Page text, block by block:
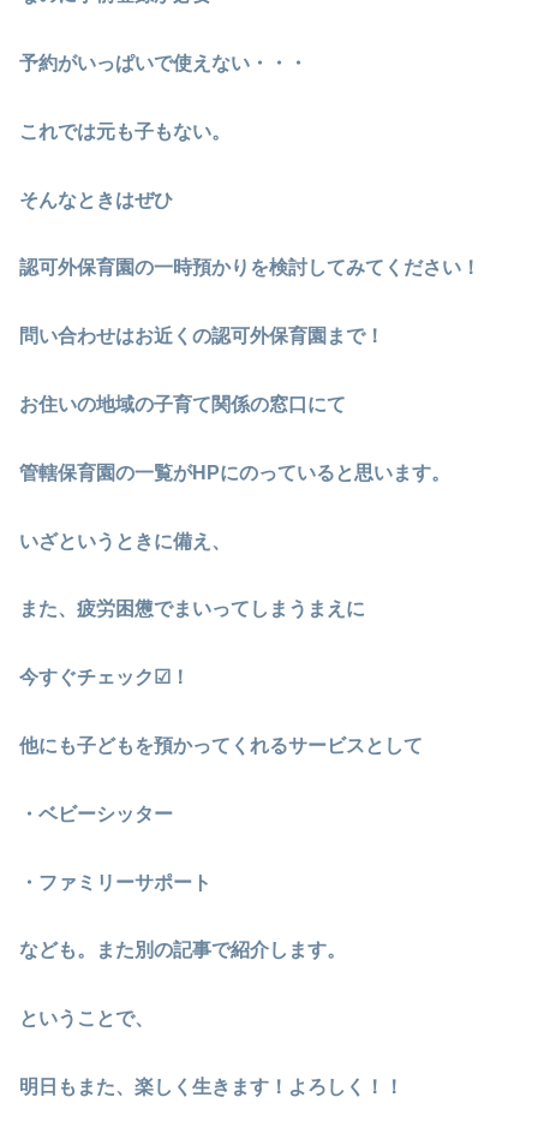
予約がいっぱいで使えない・・・
これでは元も子もない。
そんなときはぜひ
認可外保育園の一時預かりを検討してみてください！
問い合わせはお近くの認可外保育園まで！
お住いの地域の子育て関係の窓口にて
管轄保育園の一覧がHPにのっていると思います。
いざというときに備え、
また、疲労困憊でまいってしまうまえに
今すぐチェック☑！
他にも子どもを預かってくれるサービスとして
・ベビーシッター
・ファミリーサポート
なども。また別の記事で紹介します。
ということで、
明日もまた、楽しく生きます！よろしく！！